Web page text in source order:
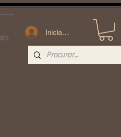
Iniciar sesión